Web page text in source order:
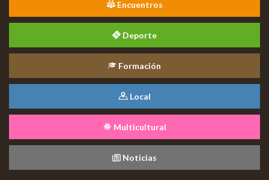
Encuentros
Deporte
Formación
Local
Multicultural
Noticias